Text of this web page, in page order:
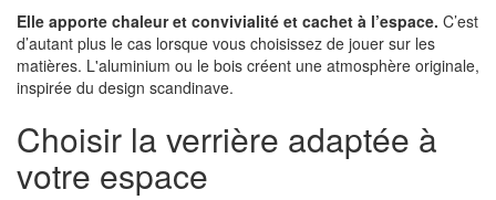
Elle apporte chaleur et convivialité et cachet à l’espace. C’est
d’autant plus le cas lorsque vous choisissez de jouer sur les
matières. L'aluminium ou le bois créent une atmosphère originale,
inspirée du design scandinave.
Choisir la verrière adaptée à
votre espace